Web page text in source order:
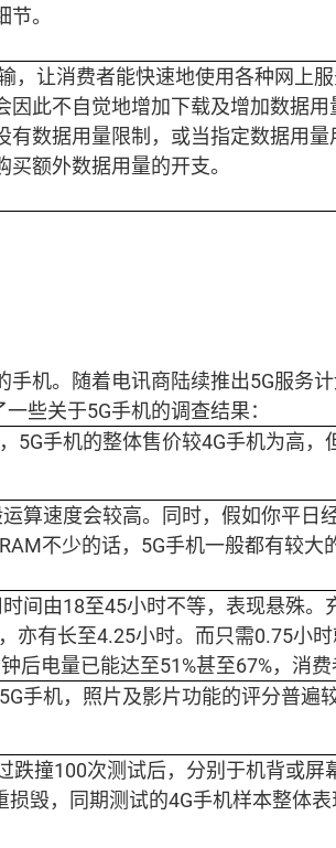
。
，让消费者能快速地使用各种网上
因此不自觉地增加下载及增加数据
有数据用量限制，或当指定数据用
额外数据用量的开支。
手机。随着电讯商陆续推出5G服务
些关于5G手机的调查结果：
5G手机的整体售价较4G手机为高，
算速度会较高。同时，假如你平日
不少的话，5G手机一般都有较大
间由18至45小时不等，表现悬殊。
亦有长至4.25小时。而只需0.75小
后电量已能达至51%甚至67%，消费
手机，照片及影片功能的评分普遍
跌撞100次测试后，分别于机背或屏
损毁，同期测试的4G手机样本整体